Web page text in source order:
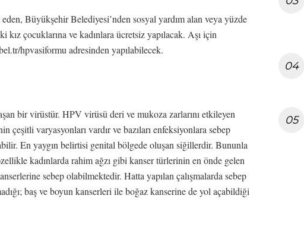
Büyükşehir Belediyesi’nden sosyal yardım alan veya yüzde
çocuklarına ve kadınlara ücretsiz yapılacak. Aşı için
hpvasiformu adresinden yapılabilecek.
bir virüstür. HPV virüsü deri ve mukoza zarlarını etkileyen
varyasyonları vardır ve bazıları enfeksiyonlara sebep
En yaygın belirtisi genital bölgede oluşan siğillerdir. Bununla
kadınlarda rahim ağzı gibi kanser türlerinin en önde gelen
sebep olabilmektedir. Hatta yapılan çalışmalarda sebep
baş ve boyun kanserleri ile boğaz kanserine de yol açabildiği